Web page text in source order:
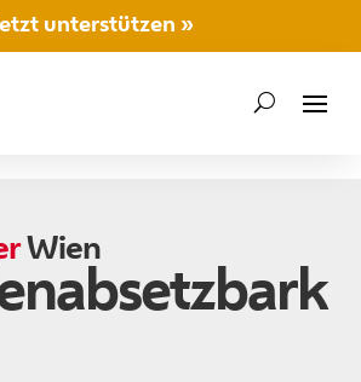
unterstützen »
Wien